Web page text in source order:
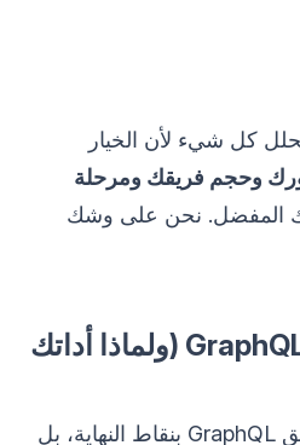
كل شيء لأن الخيار
وحجم فريقك ومرحلة
المفضل. نحن على وشك
لماذا يختلف اختبار GraphQL (ولماذا أداتك
على عكس REST، لا يتعلق GraphQL بنقاط النهاية، بل